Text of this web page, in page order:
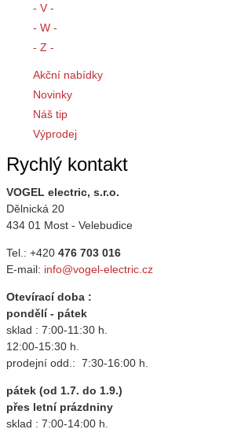
- V -
- W -
- Z -
Akční nabídky
Novinky
Náš tip
Výprodej
Rychlý kontakt
VOGEL electric, s.r.o.
Dělnická 20
434 01 Most - Velebudice
Tel.: +420 476 703 016
E-mail: info@vogel-electric.cz
Otevírací doba :
pondělí - pátek
sklad : 7:00-11:30 h.
12:00-15:30 h.
prodejní odd.: 7:30-16:00 h.
pátek (od 1.7. do 1.9.)
přes letní prázdniny
sklad : 7:00-14:00 h.